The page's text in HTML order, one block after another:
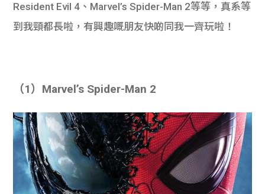
Resident Evil 4、Marvel’s Spider-Man 2等等，真系等
到我頸都長啦，有興趣嘅朋友快啲同我一齊玩啦！
（1）Marvel’s Spider-Man 2